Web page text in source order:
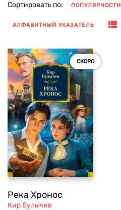
Сортировать по: ПОПУЛЯРНОСТИ
АЛФАВИТНЫЙ УКАЗАТЕЛЬ
СКОРО
Река Хронос
Кир Булычев